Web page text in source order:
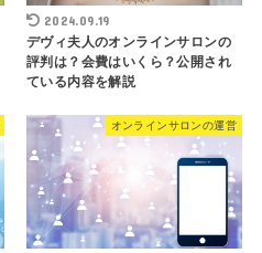
2024.09.19
デヴィ夫人のオンラインサロンの
評判は？会費はいくら？公開され
ている内容を解説
オンラインサロンの運営